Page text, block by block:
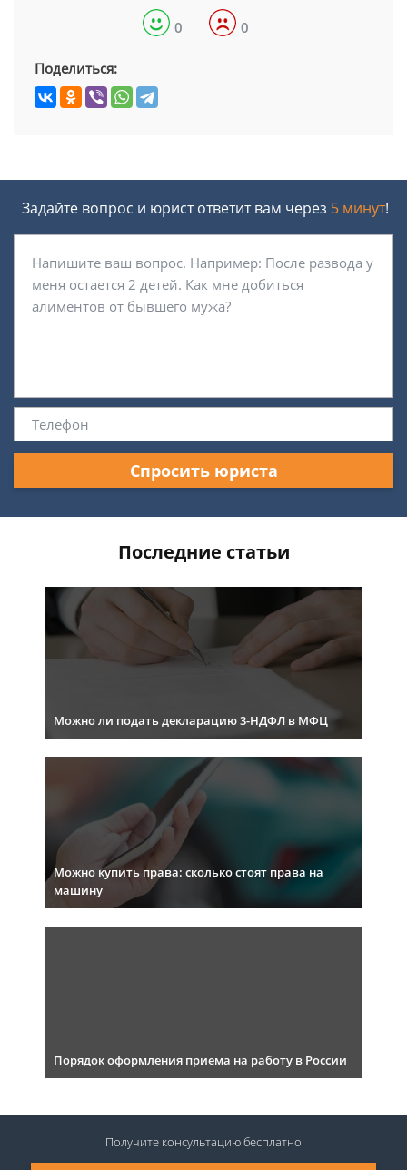
0 0
Поделиться:
Задайте вопрос и юрист ответит вам через 5 минут!
Спросить юриста
Последние статьи
Можно ли подать декларацию 3-НДФЛ в МФЦ
Можно купить права: сколько стоят права на
машину
Порядок оформления приема на работу в России
Получите консультациюбесплатно